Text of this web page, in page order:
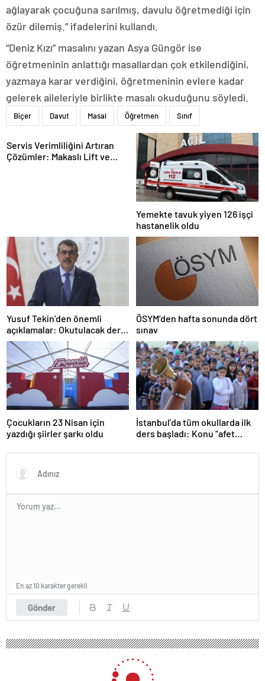
ağlayarak çocuğuna sarılmış, davulu öğretmediği için
özür dilemiş.” ifadelerini kullandı.
“Deniz Kızı” masalını yazan Asya Güngör ise
öğretmeninin anlattığı masallardan çok etkilendiğini,
yazmaya karar verdiğini, öğretmeninin evlere kadar
gelerek aileleriyle birlikte masalı okuduğunu söyledi.
Biçer Davut Masal Öğretmen Sınıf
Servis Verimliliğini Artıran
Çözümler: Makaslı Lift ve
Yemekte tavuk yiyen 126 işçi
hastanelik oldu
Yusuf Tekin’den önemli
açıklamalar: Okutulacak dersi
kalmamış öğretmene branş
değişikliği masada
ÖSYM’den hafta sonunda dört
sınav
Çocukların 23 Nisan için
yazdığı şiirler şarkı oldu
İstanbul’da tüm okullarda ilk
ders başladı: Konu “afet
Gönder
En az 10 karakter gerekli